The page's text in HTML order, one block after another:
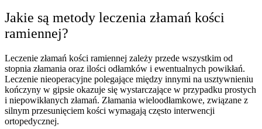
Jakie są metody leczenia złamań kości
ramiennej?
Leczenie złamań kości ramiennej zależy przede wszystkim od
stopnia złamania oraz ilości odłamków i ewentualnych powikłań.
Leczenie nieoperacyjne polegające między innymi na usztywnieniu
kończyny w gipsie okazuje się wystarczające w przypadku prostych
i niepowikłanych złamań. Złamania wieloodłamkowe, związane z
silnym przesunięciem kości wymagają często interwencji
ortopedycznej.